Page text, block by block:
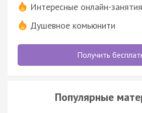
Интересные онлайн-занятия
Душевное комьюнити
Получить
Популярные